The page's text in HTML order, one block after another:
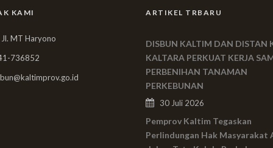
KAMI
MT Haryono
736852
ARTIKEL TRBARU
DISBUN KALTIM DAN DISTAN
KALTARA PERKUAT KERJA
PERBENIHAN TANAMAN
PERKEBUNAN
30 Juli 2026
Pemprov Kaltim Tegaskan
Perlindungan Hak Masyarakat